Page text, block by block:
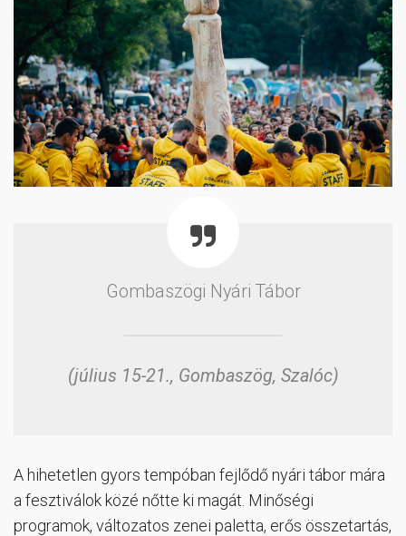
Gombaszögi Nyári Tábor
(július 15-21., Gombaszög, Szalóc)
A hihetetlen gyors tempóban fejlődő nyári tábor mára
a fesztiválok közé nőtte ki magát. Minőségi
programok, változatos zenei paletta, erős összetartás,